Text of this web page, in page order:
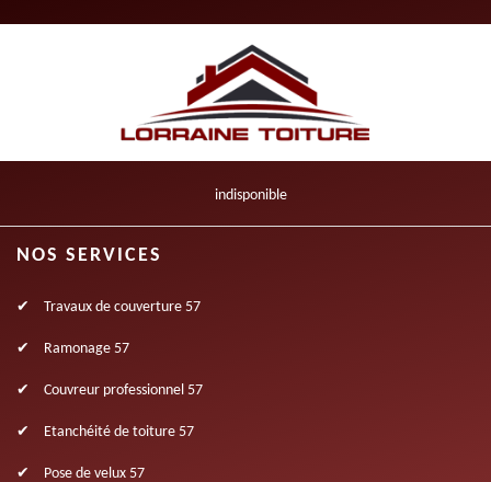
indisponible
NOS SERVICES
Travaux de couverture 57
Ramonage 57
Couvreur professionnel 57
Etanchéité de toiture 57
Pose de velux 57